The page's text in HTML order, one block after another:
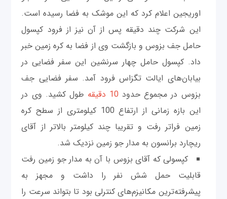
اوریجین اعلام کرد که این موشک به فضا رسیده است.
این شرکت چند دقیقه پس از آن نیز از فرود کپسول
حامل جف بزوس و بازگشت وی از فضا به کره زمین خبر
داد. کپسول حامل چهار سرنشین این سفر فضایی در
بیابان‌های ایالت تگزاس فرود آمد. سفر فضایی جف
بزوس در مجموع حدود 10 دقیقه
طول کشید. وی در
این بازه زمانی از ارتفاع 100 کیلومتری از سطح کره
زمین فراتر رفت و تقریبا چند کیلومتر بالاتر از آقای
ریچارد برانسون به مدار جو زمین نزدیک شد.
کپسولی که آقای بزوس با آن به مدار جو زمین رفت
قابلیت حمل شش نفر را داشت و مجهز به
پیشرفته‌ترین مکانیزم‌های کنترلی بود تا بتواند سرعت را